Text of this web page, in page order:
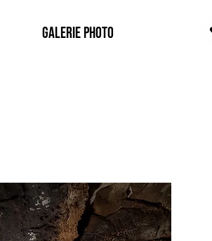
Galerie photo